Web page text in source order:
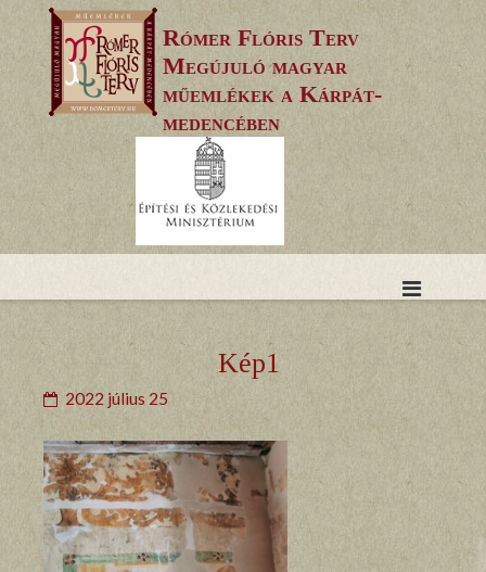
to
content
Rómer Flóris Terv
Megújuló magyar
műemlékek a Kárpát-
medencében
Kép1
2022 július 25